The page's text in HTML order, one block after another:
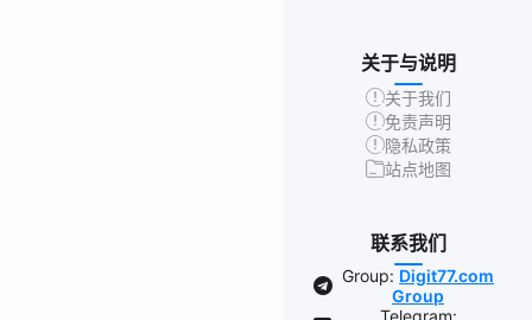
关于与说明
关于我们
免责声明
隐私政策
站点地图
联系我们
Group: Digit77.com
Group
Telegram: